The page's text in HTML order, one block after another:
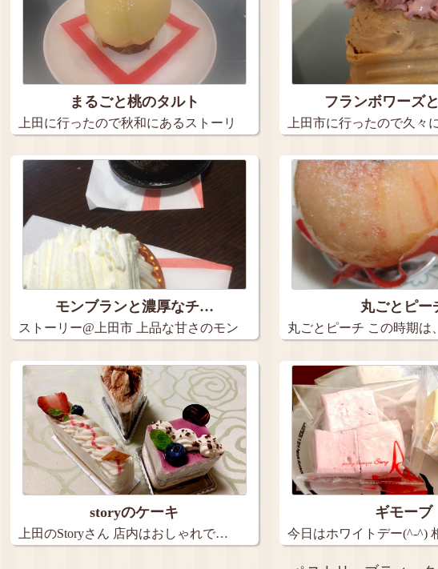
まるごと桃のタルト
上田に行ったので秋和にあるストーリ
フランボワーズ
上田市に行ったので久々
モンブランと濃厚なチ…
ストーリー@上田市 上品な甘さのモン
丸ごとピー
丸ごとピーチ この時期は
storyのケーキ
上田のStoryさん 店内はおしゃれで…
ギモーブ
今日はホワイトデー(^-^)